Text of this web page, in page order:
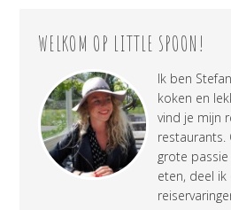
WELKOM OP LITTLE SPOON!
Ik ben
koken en
vind je mijn
restaurants.
grote
eten, deel